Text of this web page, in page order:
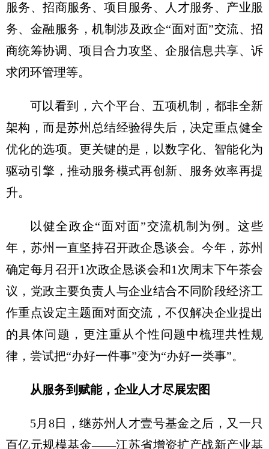
服务、招商服务、项目服务、人才服务、产业服
务、金融服务，机制涉及政企“面对面”交流、招
商统筹协调、项目合力攻坚、企服信息共享、诉
求闭环管理等。
可以看到，六个平台、五项机制，都非全新
架构，而是苏州总结经验得失后，决定重点健全
优化的选项。更关键的是，以数字化、智能化为
驱动引擎，推动服务模式再创新、服务效率再提
升。
以健全政企“面对面”交流机制为例。这些
年，苏州一直坚持召开政企恳谈会。今年，苏州
确定每月召开1次政企恳谈会和1次周末下午茶会
议，党政主要负责人与企业结合不同阶段经济工
作重点设定主题面对面交流，不仅解决企业提出
的具体问题，更注重从个性问题中梳理共性规
律，尝试把“办好一件事”变为“办好一类事”。
从服务到赋能，企业人才尽展宏图
5月8日，继苏州人才壹号基金之后，又一只
百亿元规模基金——江苏省增资扩产战新产业基